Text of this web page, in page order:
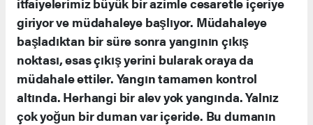
giriyor ve müdahaleye başlıyor. Müdahaleye
başladıktan bir süre sonra yangının çıkış
noktası, esas çıkış yerini bularak oraya da
müdahale ettiler. Yangın tamamen kontrol
altında. Herhangi bir alev yok yangında. Yalnız
çok yoğun bir duman var içeride. Bu dumanın